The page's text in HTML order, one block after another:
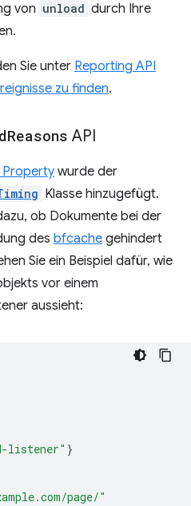
von unload durch Ihre
Sie unter Reporting API
zu finden.
Reasons API
Property wurde der
Klasse hinzugefügt.
ob Dokumente bei der
des bfcache gehindert
Sie ein Beispiel dafür, wie
vor einem
aussieht:
listener" }
page/"